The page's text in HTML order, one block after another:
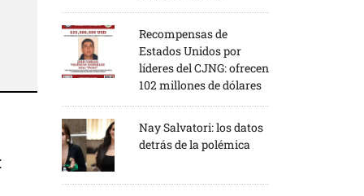
Recompensas de
Estados Unidos por
líderes del CJNG: ofrecen
102 millones de dólares
Nay Salvatori: los datos
detrás de la polémica